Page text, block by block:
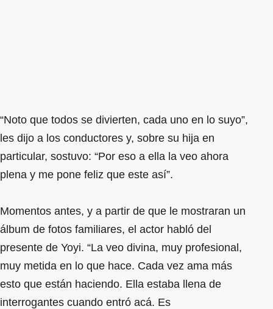
“Noto que todos se divierten, cada uno en lo suyo”,
les dijo a los conductores y, sobre su hija en
particular, sostuvo: “Por eso a ella la veo ahora
plena y me pone feliz que este así”.
Momentos antes, y a partir de que le mostraran un
álbum de fotos familiares, el actor habló del
presente de Yoyi. “La veo divina, muy profesional,
muy metida en lo que hace. Cada vez ama más
esto que están haciendo. Ella estaba llena de
interrogantes cuando entró acá. Es